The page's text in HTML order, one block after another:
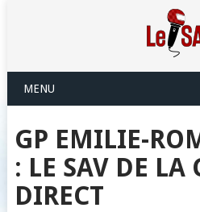
MENU
GP EMILIE-
: LE SAV DE LA
DIRECT